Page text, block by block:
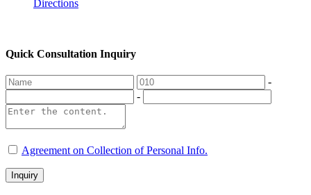
Directions
Quick Consultation Inquiry
-
-
Agreement on Collection of Personal Info.
Inquiry